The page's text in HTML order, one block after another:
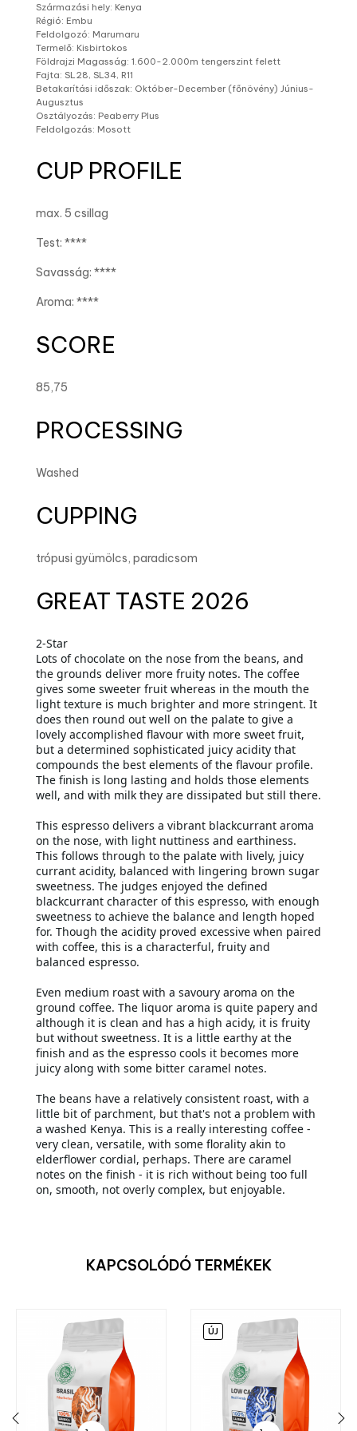
Származási hely: Kenya
Régió: Embu
Feldolgozó: Marumaru
Termelő: Kisbirtokos
Földrajzi Magasság: 1.600-2.000m tengerszint felett
Fajta: SL28, SL34, R11
Betakarítási időszak: Október-December (főnövény) Június-
Augusztus
Osztályozás: Peaberry Plus
Feldolgozás: Mosott
CUP PROFILE
max. 5 csillag
Test: ****
Savasság: ****
Aroma: ****
SCORE
85,75
PROCESSING
Washed
CUPPING
trópusi gyümölcs, paradicsom
GREAT TASTE 2026
2-Star
Lots of chocolate on the nose from the beans, and
the grounds deliver more fruity notes. The coffee
gives some sweeter fruit whereas in the mouth the
light texture is much brighter and more stringent. It
does then round out well on the palate to give a
lovely accomplished flavour with more sweet fruit,
but a determined sophisticated juicy acidity that
compounds the best elements of the flavour profile.
The finish is long lasting and holds those elements
well, and with milk they are dissipated but still there.
This espresso delivers a vibrant blackcurrant aroma
on the nose, with light nuttiness and earthiness.
This follows through to the palate with lively, juicy
currant acidity, balanced with lingering brown sugar
sweetness. The judges enjoyed the defined
blackcurrant character of this espresso, with enough
sweetness to achieve the balance and length hoped
for. Though the acidity proved excessive when paired
with coffee, this is a characterful, fruity and
balanced espresso.
Even medium roast with a savoury aroma on the
ground coffee. The liquor aroma is quite papery and
although it is clean and has a high acidy, it is fruity
but without sweetness. It is a little earthy at the
finish and as the espresso cools it becomes more
juicy along with some bitter caramel notes.
The beans have a relatively consistent roast, with a
little bit of parchment, but that's not a problem with
a washed Kenya. This is a really interesting coffee -
very clean, versatile, with some florality akin to
elderflower cordial, perhaps. There are caramel
notes on the finish - it is rich without being too full
on, smooth, not overly complex, but enjoyable.
KAPCSOLÓDÓ TERMÉKEK
ÚJ